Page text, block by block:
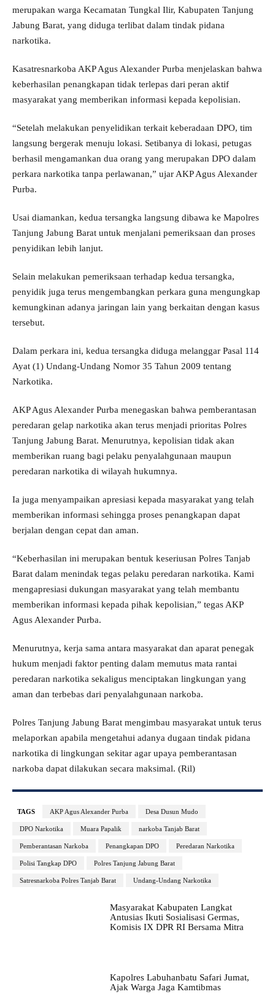
merupakan warga Kecamatan Tungkal Ilir, Kabupaten Tanjung
Jabung Barat, yang diduga terlibat dalam tindak pidana
narkotika.
Kasatresnarkoba AKP Agus Alexander Purba menjelaskan bahwa
keberhasilan penangkapan tidak terlepas dari peran aktif
masyarakat yang memberikan informasi kepada kepolisian.
“Setelah melakukan penyelidikan terkait keberadaan DPO, tim
langsung bergerak menuju lokasi. Setibanya di lokasi, petugas
berhasil mengamankan dua orang yang merupakan DPO dalam
perkara narkotika tanpa perlawanan,” ujar AKP Agus Alexander
Purba.
Usai diamankan, kedua tersangka langsung dibawa ke Mapolres
Tanjung Jabung Barat untuk menjalani pemeriksaan dan proses
penyidikan lebih lanjut.
Selain melakukan pemeriksaan terhadap kedua tersangka,
penyidik juga terus mengembangkan perkara guna mengungkap
kemungkinan adanya jaringan lain yang berkaitan dengan kasus
tersebut.
Dalam perkara ini, kedua tersangka diduga melanggar Pasal 114
Ayat (1) Undang-Undang Nomor 35 Tahun 2009 tentang
Narkotika.
AKP Agus Alexander Purba menegaskan bahwa pemberantasan
peredaran gelap narkotika akan terus menjadi prioritas Polres
Tanjung Jabung Barat. Menurutnya, kepolisian tidak akan
memberikan ruang bagi pelaku penyalahgunaan maupun
peredaran narkotika di wilayah hukumnya.
Ia juga menyampaikan apresiasi kepada masyarakat yang telah
memberikan informasi sehingga proses penangkapan dapat
berjalan dengan cepat dan aman.
“Keberhasilan ini merupakan bentuk keseriusan Polres Tanjab
Barat dalam menindak tegas pelaku peredaran narkotika. Kami
mengapresiasi dukungan masyarakat yang telah membantu
memberikan informasi kepada pihak kepolisian,” tegas AKP
Agus Alexander Purba.
Menurutnya, kerja sama antara masyarakat dan aparat penegak
hukum menjadi faktor penting dalam memutus mata rantai
peredaran narkotika sekaligus menciptakan lingkungan yang
aman dan terbebas dari penyalahgunaan narkoba.
Polres Tanjung Jabung Barat mengimbau masyarakat untuk terus
melaporkan apabila mengetahui adanya dugaan tindak pidana
narkotika di lingkungan sekitar agar upaya pemberantasan
narkoba dapat dilakukan secara maksimal. (Ril)
TAGS AKP Agus Alexander Purba Desa Dusun Mudo
DPO Narkotika Muara Papalik narkoba Tanjab Barat
Pemberantasan Narkoba Penangkapan DPO Peredaran Narkotika
Polisi Tangkap DPO Polres Tanjung Jabung Barat
Satresnarkoba Polres Tanjab Barat Undang-Undang Narkotika
Masyarakat Kabupaten Langkat
Antusias Ikuti Sosialisasi Germas,
Komisis IX DPR RI Bersama Mitra
Kapolres Labuhanbatu Safari Jumat,
Ajak Warga Jaga Kamtibmas